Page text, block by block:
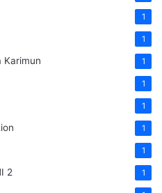
1
1
Karimun 1
1
1
1
1
2 1